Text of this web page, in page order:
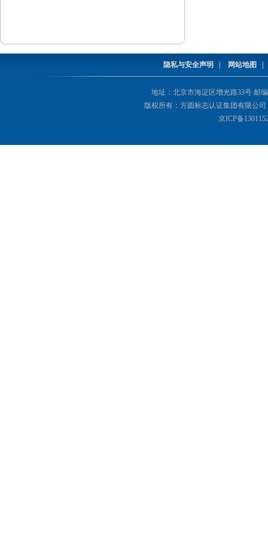
隐私与安全声明 | 网站地图
地址：北京市海淀区增光路33号 邮编
版权所有：方圆标志认证集团有限公司
京ICP备